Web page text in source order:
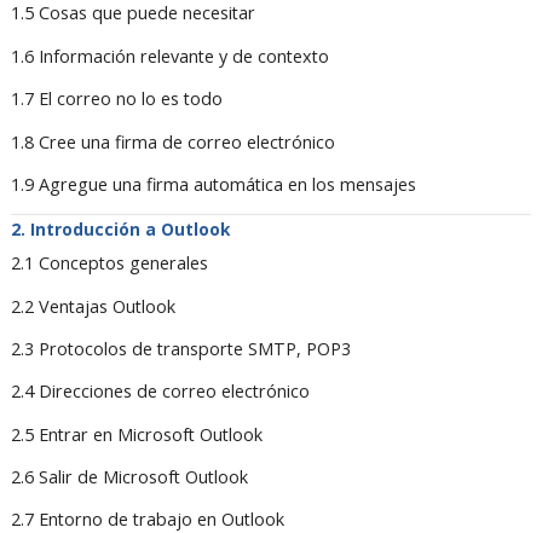
1.5 Cosas que puede necesitar
1.6 Información relevante y de contexto
1.7 El correo no lo es todo
1.8 Cree una firma de correo electrónico
1.9 Agregue una firma automática en los mensajes
Introducción a Outlook
2.1 Conceptos generales
2.2 Ventajas Outlook
2.3 Protocolos de transporte SMTP, POP3
2.4 Direcciones de correo electrónico
2.5 Entrar en Microsoft Outlook
2.6 Salir de Microsoft Outlook
2.7 Entorno de trabajo en Outlook